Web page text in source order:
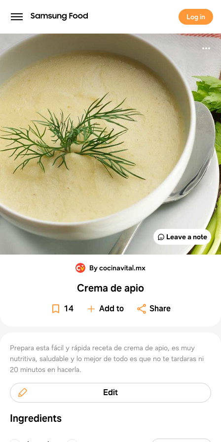
Log in
Log in
Leave a note
By cocinavital.mx
Crema de apio
14 Add to Share
Prepara esta fácil y rápida receta de crema de apio, es muy
nutritiva, saludable y lo mejor de todo es que no te tardaras ni
20 minutos en hacerla.
Edit
Ingredients